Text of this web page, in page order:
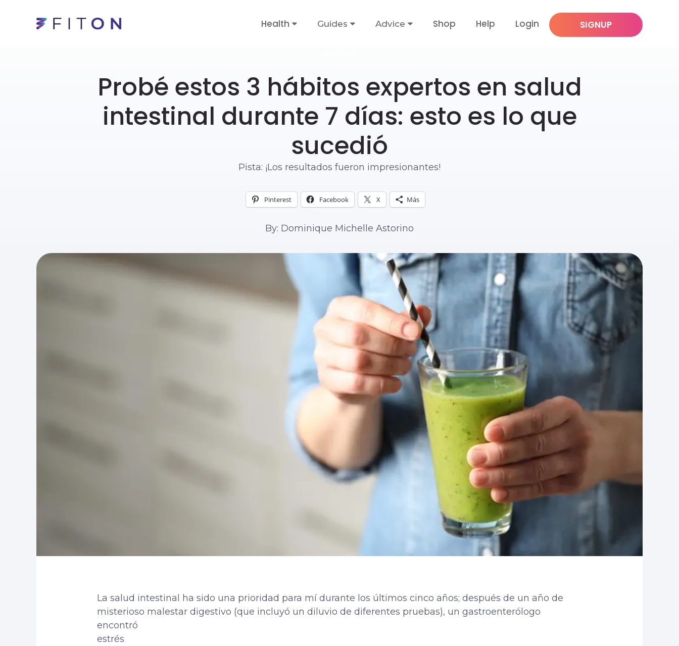
Health Guides Advice Shop Help Login SIGNUP
Probé estos 3 hábitos expertos en salud
intestinal durante 7 días: esto es lo que
sucedió
Pista: ¡Los resultados fueron impresionantes!
Pinterest Facebook X Más
By: Dominique Michelle Astorino
La salud intestinal ha sido una prioridad para mí durante los últimos cinco años; después de un año de
misterioso malestar digestivo (que incluyó un diluvio de diferentes pruebas), un gastroenterólogo
encontró
estrés